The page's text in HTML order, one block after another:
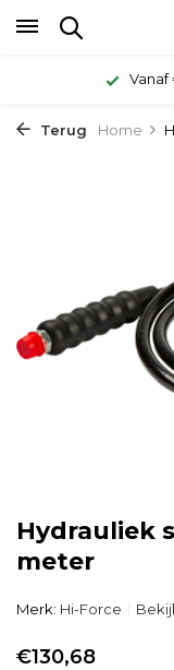
Terug Home
Hydrauliek
meter
Merk: Hi-Force
€130,68